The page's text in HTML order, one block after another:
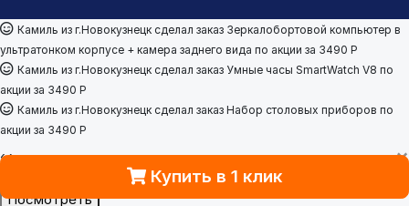
Купить в 1 клик
Камиль из г.Новокузнецк сделал заказ Зеркалобортовой компьютер в
ультратонком корпусе + камера заднего вида по акции за 3490 Р
Камиль из г.Новокузнецк сделал заказ Умные часы SmartWatch V8 по
акции за 3490 Р
Камиль из г.Новокузнецк сделал заказ Набор столовых приборов по
акции за 3490 Р
‹ › ×
Посмотреть отзывы о товареУвлажнитель аромадиффузор
Пocмотpеть